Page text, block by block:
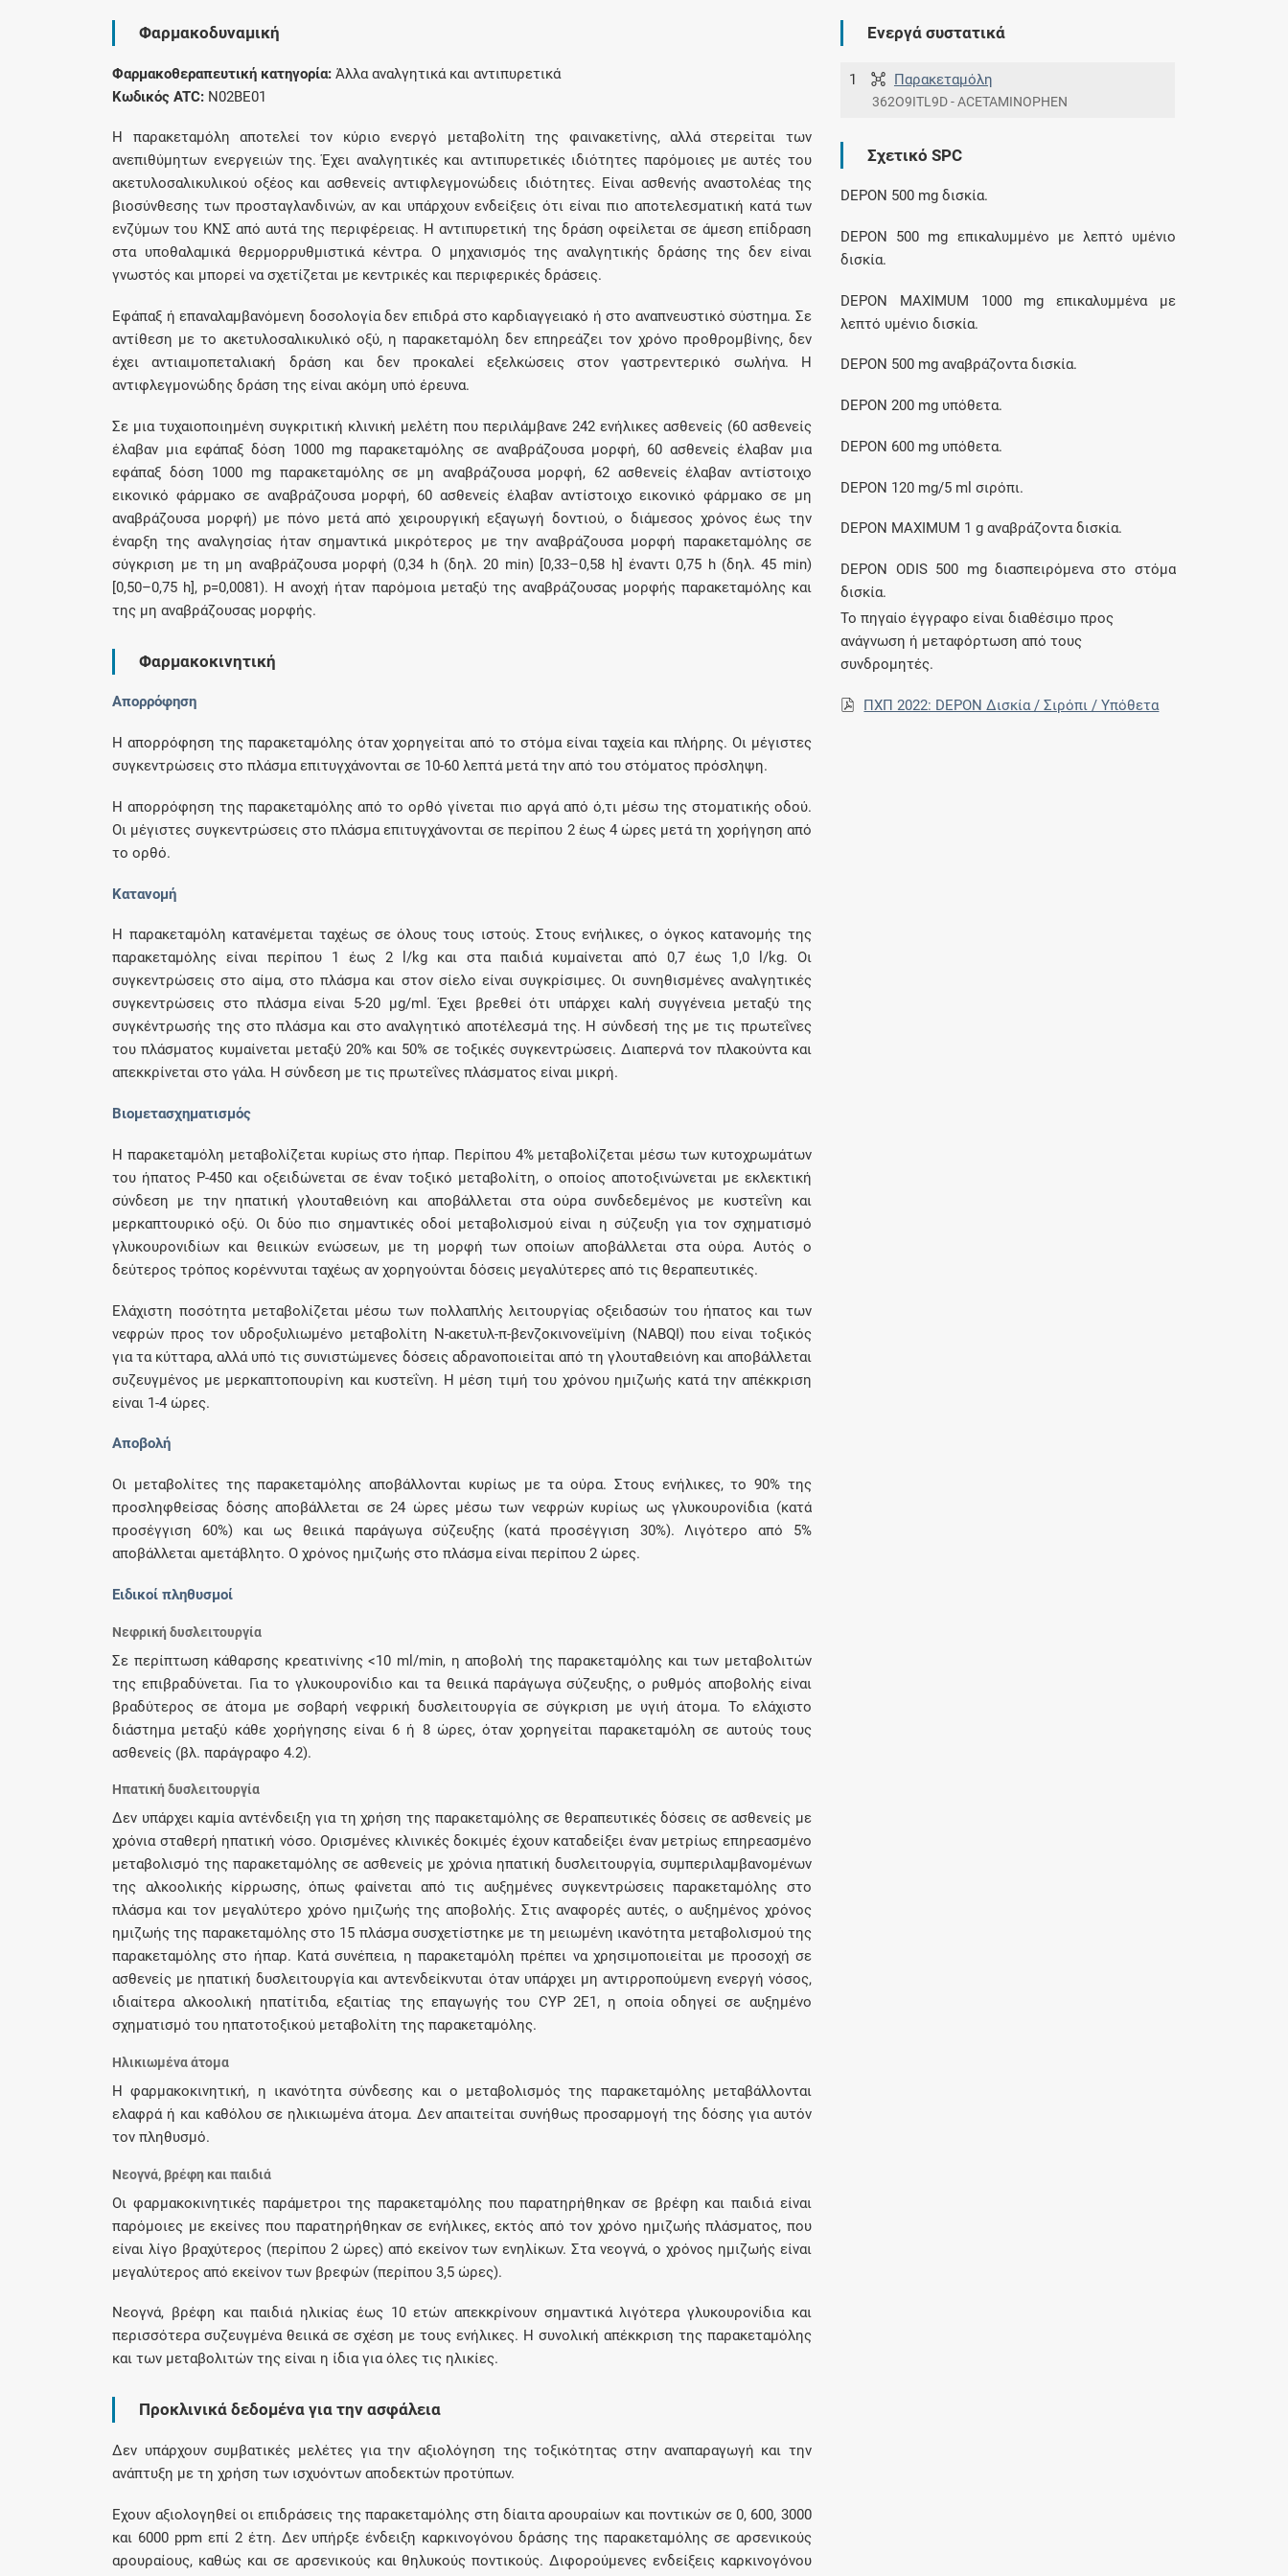
προγραμμάτων
Ενδείξεις και αγωγές
Βρείτε θεραπευτικές ενδείξεις και αγωγές για
Μοιραζόμαστε μαζί σας γεγονότα της
πορείας του Galinos.gr από το 2011 μέχρι
σήμερα
Φαρμακοδυναμική
Φαρμακοθεραπευτική κατηγορία: Άλλα αναλγητικά και αντιπυρετικά
Κωδικός ATC: N02BE01
Η παρακεταμόλη αποτελεί τον κύριο ενεργό μεταβολίτη της φαινακετίνης, αλλά στερείται των
ανεπιθύμητων ενεργειών της. Έχει αναλγητικές και αντιπυρετικές ιδιότητες παρόμοιες με αυτές του
ακετυλοσαλικυλικού οξέος και ασθενείς αντιφλεγμονώδεις ιδιότητες. Είναι ασθενής αναστολέας της
βιοσύνθεσης των προσταγλανδινών, αν και υπάρχουν ενδείξεις ότι είναι πιο αποτελεσματική κατά των
ενζύμων του ΚΝΣ από αυτά της περιφέρειας. Η αντιπυρετική της δράση οφείλεται σε άμεση επίδραση
στα υποθαλαμικά θερμορρυθμιστικά κέντρα. Ο μηχανισμός της αναλγητικής δράσης της δεν είναι
γνωστός και μπορεί να σχετίζεται με κεντρικές και περιφερικές δράσεις.
Εφάπαξ ή επαναλαμβανόμενη δοσολογία δεν επιδρά στο καρδιαγγειακό ή στο αναπνευστικό σύστημα. Σε
αντίθεση με το ακετυλοσαλικυλικό οξύ, η παρακεταμόλη δεν επηρεάζει τον χρόνο προθρομβίνης, δεν
έχει αντιαιμοπεταλιακή δράση και δεν προκαλεί εξελκώσεις στον γαστρεντερικό σωλήνα. Η
αντιφλεγμονώδης δράση της είναι ακόμη υπό έρευνα.
Σε μια τυχαιοποιημένη συγκριτική κλινική μελέτη που περιλάμβανε 242 ενήλικες ασθενείς (60 ασθενείς
έλαβαν μια εφάπαξ δόση 1000 mg παρακεταμόλης σε αναβράζουσα μορφή, 60 ασθενείς έλαβαν μια
εφάπαξ δόση 1000 mg παρακεταμόλης σε μη αναβράζουσα μορφή, 62 ασθενείς έλαβαν αντίστοιχο
εικονικό φάρμακο σε αναβράζουσα μορφή, 60 ασθενείς έλαβαν αντίστοιχο εικονικό φάρμακο σε μη
αναβράζουσα μορφή) με πόνο μετά από χειρουργική εξαγωγή δοντιού, ο διάμεσος χρόνος έως την
έναρξη της αναλγησίας ήταν σημαντικά μικρότερος με την αναβράζουσα μορφή παρακεταμόλης σε
σύγκριση με τη μη αναβράζουσα μορφή (0,34 h (δηλ. 20 min) [0,33–0,58 h] έναντι 0,75 h (δηλ. 45 min)
[0,50–0,75 h], p=0,0081). Η ανοχή ήταν παρόμοια μεταξύ της αναβράζουσας μορφής παρακεταμόλης και
της μη αναβράζουσας μορφής.
Φαρμακοκινητική
Απορρόφηση
Η απορρόφηση της παρακεταμόλης όταν χορηγείται από το στόμα είναι ταχεία και πλήρης. Οι μέγιστες
συγκεντρώσεις στο πλάσμα επιτυγχάνονται σε 10-60 λεπτά μετά την από του στόματος πρόσληψη.
Η απορρόφηση της παρακεταμόλης από το ορθό γίνεται πιο αργά από ό,τι μέσω της στοματικής οδού.
Οι μέγιστες συγκεντρώσεις στο πλάσμα επιτυγχάνονται σε περίπου 2 έως 4 ώρες μετά τη χορήγηση από
το ορθό.
Κατανομή
Η παρακεταμόλη κατανέμεται ταχέως σε όλους τους ιστούς. Στους ενήλικες, ο όγκος κατανομής της
παρακεταμόλης είναι περίπου 1 έως 2 l/kg και στα παιδιά κυμαίνεται από 0,7 έως 1,0 l/kg. Οι
συγκεντρώσεις στο αίμα, στο πλάσμα και στον σίελο είναι συγκρίσιμες. Οι συνηθισμένες αναλγητικές
συγκεντρώσεις στο πλάσμα είναι 5-20 μg/ml. Έχει βρεθεί ότι υπάρχει καλή συγγένεια μεταξύ της
συγκέντρωσής της στο πλάσμα και στο αναλγητικό αποτέλεσμά της. Η σύνδεσή της με τις πρωτεΐνες
του πλάσματος κυμαίνεται μεταξύ 20% και 50% σε τοξικές συγκεντρώσεις. Διαπερνά τον πλακούντα και
απεκκρίνεται στο γάλα. Η σύνδεση με τις πρωτεΐνες πλάσματος είναι μικρή.
Βιομετασχηματισμός
Η παρακεταμόλη μεταβολίζεται κυρίως στο ήπαρ. Περίπου 4% μεταβολίζεται μέσω των κυτοχρωμάτων
του ήπατος Ρ-450 και οξειδώνεται σε έναν τοξικό μεταβολίτη, ο οποίος αποτοξινώνεται με εκλεκτική
σύνδεση με την ηπατική γλουταθειόνη και αποβάλλεται στα ούρα συνδεδεμένoς με κυστεΐνη και
μερκαπτουρικό οξύ. Οι δύο πιο σημαντικές οδοί μεταβολισμού είναι η σύζευξη για τον σχηματισμό
γλυκουρονιδίων και θειικών ενώσεων, με τη μορφή των οποίων αποβάλλεται στα ούρα. Αυτός ο
δεύτερος τρόπος κορέννυται ταχέως αν χορηγούνται δόσεις μεγαλύτερες από τις θεραπευτικές.
Ελάχιστη ποσότητα μεταβολίζεται μέσω των πολλαπλής λειτουργίας οξειδασών του ήπατος και των
νεφρών προς τον υδροξυλιωμένο μεταβολίτη Ν-ακετυλ-π-βενζοκινονεϊμίνη (NABQI) που είναι τοξικός
για τα κύτταρα, αλλά υπό τις συνιστώμενες δόσεις αδρανοποιείται από τη γλουταθειόνη και αποβάλλεται
συζευγμένος με μερκαπτοπουρίνη και κυστεΐνη. Η μέση τιμή του χρόνου ημιζωής κατά την απέκκριση
είναι 1-4 ώρες.
Αποβολή
Οι μεταβολίτες της παρακεταμόλης αποβάλλονται κυρίως με τα ούρα. Στους ενήλικες, το 90% της
προσληφθείσας δόσης αποβάλλεται σε 24 ώρες μέσω των νεφρών κυρίως ως γλυκουρονίδια (κατά
προσέγγιση 60%) και ως θειικά παράγωγα σύζευξης (κατά προσέγγιση 30%). Λιγότερο από 5%
αποβάλλεται αμετάβλητο. Ο χρόνος ημιζωής στο πλάσμα είναι περίπου 2 ώρες.
Ειδικοί πληθυσμοί
Νεφρική δυσλειτουργία
Σε περίπτωση κάθαρσης κρεατινίνης <10 ml/min, η αποβολή της παρακεταμόλης και των μεταβολιτών
της επιβραδύνεται. Για το γλυκουρονίδιο και τα θειικά παράγωγα σύζευξης, ο ρυθμός αποβολής είναι
βραδύτερος σε άτομα με σοβαρή νεφρική δυσλειτουργία σε σύγκριση με υγιή άτομα. Το ελάχιστο
διάστημα μεταξύ κάθε χορήγησης είναι 6 ή 8 ώρες, όταν χορηγείται παρακεταμόλη σε αυτούς τους
ασθενείς (βλ. παράγραφο 4.2).
Ηπατική δυσλειτουργία
Δεν υπάρχει καμία αντένδειξη για τη χρήση της παρακεταμόλης σε θεραπευτικές δόσεις σε ασθενείς με
χρόνια σταθερή ηπατική νόσο. Ορισμένες κλινικές δοκιμές έχουν καταδείξει έναν μετρίως επηρεασμένο
μεταβολισμό της παρακεταμόλης σε ασθενείς με χρόνια ηπατική δυσλειτουργία, συμπεριλαμβανομένων
της αλκοολικής κίρρωσης, όπως φαίνεται από τις αυξημένες συγκεντρώσεις παρακεταμόλης στο
πλάσμα και τον μεγαλύτερο χρόνο ημιζωής της αποβολής. Στις αναφορές αυτές, ο αυξημένος χρόνος
ημιζωής της παρακεταμόλης στο 15 πλάσμα συσχετίστηκε με τη μειωμένη ικανότητα μεταβολισμού της
παρακεταμόλης στο ήπαρ. Κατά συνέπεια, η παρακεταμόλη πρέπει να χρησιμοποιείται με προσοχή σε
ασθενείς με ηπατική δυσλειτουργία και αντενδείκνυται όταν υπάρχει μη αντιρροπούμενη ενεργή νόσος,
ιδιαίτερα αλκοολική ηπατίτιδα, εξαιτίας της επαγωγής του CYP 2Ε1, η οποία οδηγεί σε αυξημένο
σχηματισμό του ηπατοτοξικού μεταβολίτη της παρακεταμόλης.
Ηλικιωμένα άτομα
Η φαρμακοκινητική, η ικανότητα σύνδεσης και ο μεταβολισμός της παρακεταμόλης μεταβάλλονται
ελαφρά ή και καθόλου σε ηλικιωμένα άτομα. Δεν απαιτείται συνήθως προσαρμογή της δόσης για αυτόν
τον πληθυσμό.
Νεογνά, βρέφη και παιδιά
Οι φαρμακοκινητικές παράμετροι της παρακεταμόλης που παρατηρήθηκαν σε βρέφη και παιδιά είναι
παρόμοιες με εκείνες που παρατηρήθηκαν σε ενήλικες, εκτός από τον χρόνο ημιζωής πλάσματος, που
είναι λίγο βραχύτερος (περίπου 2 ώρες) από εκείνον των ενηλίκων. Στα νεογνά, ο χρόνος ημιζωής είναι
μεγαλύτερος από εκείνον των βρεφών (περίπου 3,5 ώρες).
Νεογνά, βρέφη και παιδιά ηλικίας έως 10 ετών απεκκρίνουν σημαντικά λιγότερα γλυκουρονίδια και
περισσότερα συζευγμένα θειικά σε σχέση με τους ενήλικες. Η συνολική απέκκριση της παρακεταμόλης
και των μεταβολιτών της είναι η ίδια για όλες τις ηλικίες.
Προκλινικά δεδομένα για την ασφάλεια
Δεν υπάρχουν συμβατικές μελέτες για την αξιολόγηση της τοξικότητας στην αναπαραγωγή και την
ανάπτυξη με τη χρήση των ισχυόντων αποδεκτών προτύπων.
Έχουν αξιολογηθεί οι επιδράσεις της παρακεταμόλης στη δίαιτα αρουραίων και ποντικών σε 0, 600, 3000
και 6000 ppm επί 2 έτη. Δεν υπήρξε ένδειξη καρκινογόνου δράσης της παρακεταμόλης σε αρσενικούς
αρουραίους, καθώς και σε αρσενικούς και θηλυκούς ποντικούς. Διφορούμενες ενδείξεις καρκινογόνου
Ενεργά συστατικά
1 Παρακεταμόλη
362O9ITL9D - ACETAMINOPHEN
Σχετικό SPC
DEPON 500 mg δισκία.
DEPON 500 mg επικαλυμμένο με λεπτό υμένιο
δισκία.
DEPON MAXIMUM 1000 mg επικαλυμμένα με
λεπτό υμένιο δισκία.
DEPON 500 mg αναβράζοντα δισκία.
DEPON 200 mg υπόθετα.
DEPON 600 mg υπόθετα.
DEPON 120 mg/5 ml σιρόπι.
DEPON MAXIMUM 1 g αναβράζοντα δισκία.
DEPON ODIS 500 mg διασπειρόμενα στο στόμα
δισκία.
Το πηγαίο έγγραφο είναι διαθέσιμο προς
ανάγνωση ή μεταφόρτωση από τους
συνδρομητές.
ΠΧΠ 2022: DEPON Δισκία / Σιρόπι / Υπόθετα